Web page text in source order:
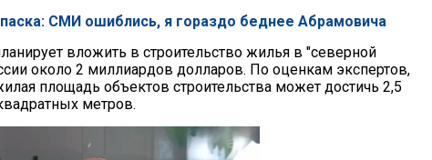
СМИ ошиблись, я гораздо беднее Абрамовича
вложить в строительство жилья в "северной
около 2 миллиардов долларов. По оценкам экспертов,
площадь объектов строительства может достичь 2,5
метров.